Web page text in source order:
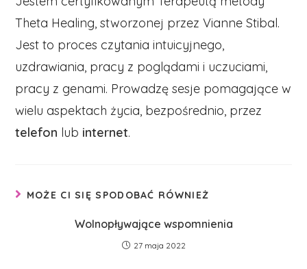
Theta Healing, stworzonej przez Vianne Stibal.
Jest to proces czytania intuicyjnego,
uzdrawiania, pracy z poglądami i uczuciami,
pracy z genami. Prowadzę sesje pomagające w
wielu aspektach życia, bezpośrednio, przez
telefon lub internet.
MOŻE CI SIĘ SPODOBAĆ RÓWNIEŻ
Wolnopływające wspomnienia
27 maja 2022